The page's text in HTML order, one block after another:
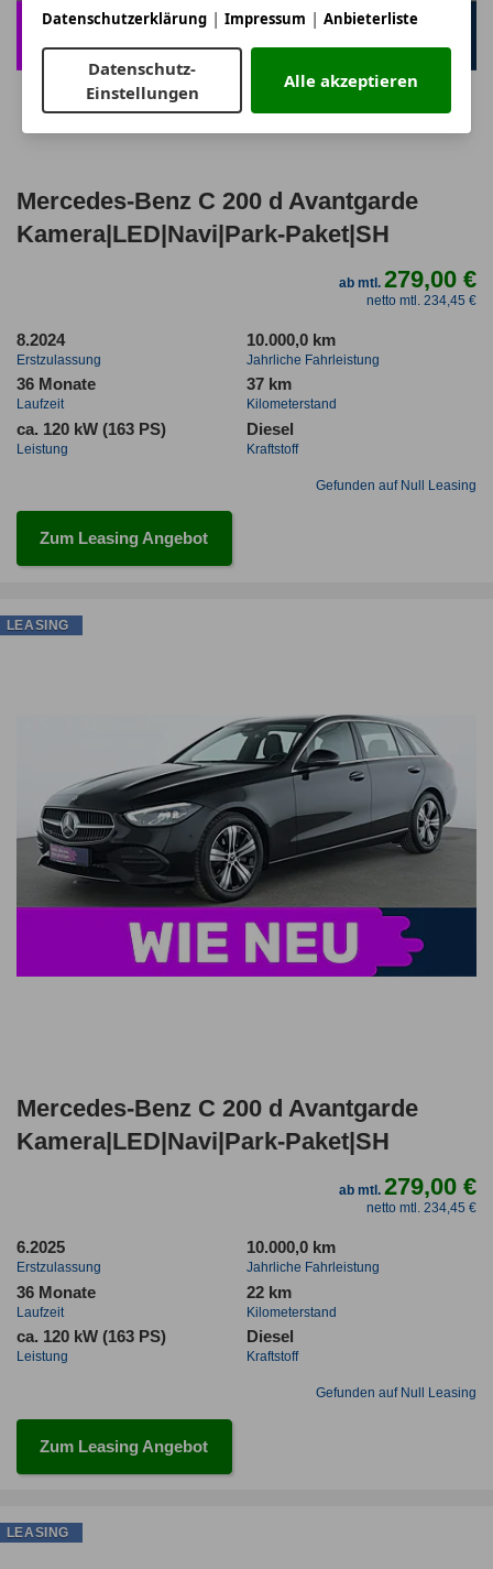
Mercedes-Benz C 200 d Avantgarde
Kamera|LED|Navi|Park-Paket|SH
ab mtl.279,00 €
netto mtl. 234,45 €
8.2024
Erstzulassung
10.000,0 km
Jahrliche Fahrleistung
36 Monate
Laufzeit
37 km
Kilometerstand
ca. 120 kW (163 PS)
Leistung
Diesel
Kraftstoff
Gefunden auf Null Leasing
Zum Leasing Angebot
Mercedes-Benz C 200 d Avantgarde
Kamera|LED|Navi|Park-Paket|SH
ab mtl.279,00 €
netto mtl. 234,45 €
6.2025
Erstzulassung
10.000,0 km
Jahrliche Fahrleistung
36 Monate
Laufzeit
22 km
Kilometerstand
ca. 120 kW (163 PS)
Leistung
Diesel
Kraftstoff
Gefunden auf Null Leasing
Zum Leasing Angebot
LEASING
LEASING
Datenschutzerklärung | Impressum | Anbieterliste
Datenschutz-
Einstellungen
Alle akzeptieren